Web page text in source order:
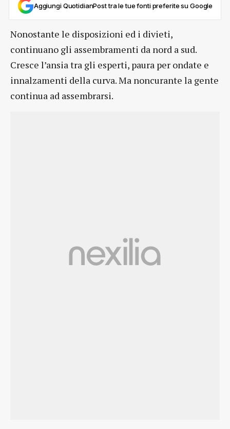
Aggiungi QuotidianPost tra le tue fonti preferite su Google
Nonostante le disposizioni ed i divieti,
continuano gli assembramenti da nord a sud.
Cresce l’ansia tra gli esperti, paura per ondate e
innalzamenti della curva. Ma noncurante la gente
continua ad assembrarsi.